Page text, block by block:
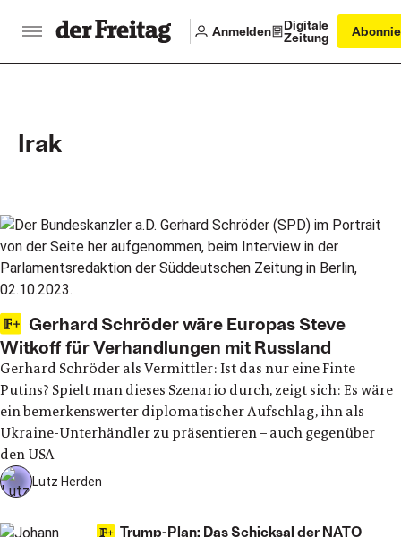
Anmelden
Digitale
Zeitung
Irak
Main articles
Gerhard Schröder wäre Europas Steve
Witkoff für Verhandlungen mit Russland
Gerhard Schröder als Vermittler: Ist das nur eine Finte
Putins? Spielt man dieses Szenario durch, zeigt sich: Es wäre
ein bemerkenswerter diplomatischer Aufschlag, ihn als
Ukraine-Unterhändler zu präsentieren – auch gegenüber
den USA
Lutz Herden
Trump-Plan: Das Schicksal der NATO